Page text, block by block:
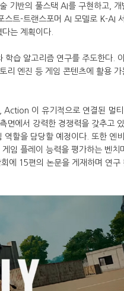
기반의 풀스택 AI를 구현하고, 개
트-트랜스포머 AI 모델로 K-AI
는 계획이다.
학습 알고리즘 연구를 주도한다.
리 엔진 등 게임 콘텐츠에 활용 가
Action 이 유기적으로 연결된 멀
면에서 강력한 경쟁력을 갖추고 있
역할을 담당할 예정이다. 또한 엔
임 플레이 능력을 평가하는 벤치
에 15편의 논문을 게재하며 연구